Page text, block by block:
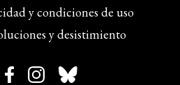
y condiciones de uso
y desistimiento